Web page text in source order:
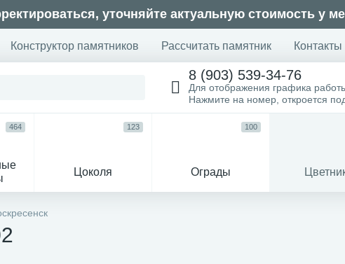
уточняйте актуальную стоимость у
Конструктор памятников Рассчитать памятник Контакты
8 (903) 539-34-76
Для отображения графика
Нажмите на номер, откроется
464
Цоколя
123
Ограды
100